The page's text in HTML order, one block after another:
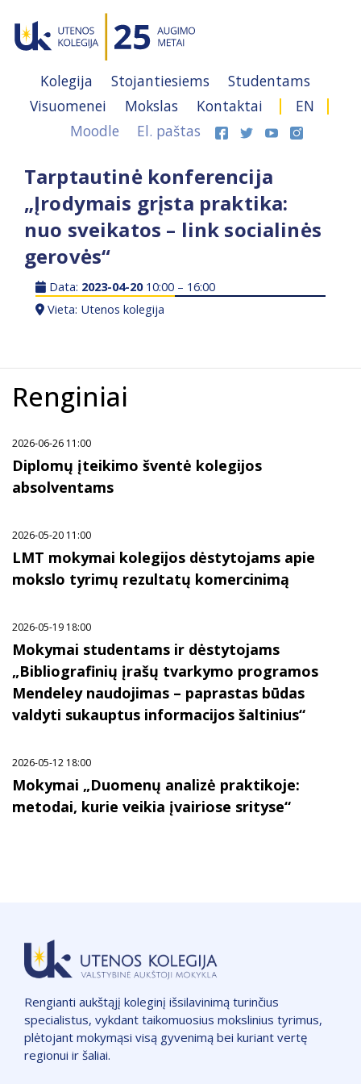
Kolegija Stojantiesiems
Studentams
Visuomenei
Mokslas Kontaktai
EN
Moodle
El. paštas
Tarptautinė konferencija
„Įrodymais grįsta praktika:
nuo sveikatos – link socialinės
gerovės“
Data: 2023-04-2010:00 – 16:00
Vieta: Utenos kolegija
Renginiai
2026-06-26 11:00
Diplomų įteikimo šventė kolegijos
absolventams
2026-05-20 11:00
LMT mokymai kolegijos dėstytojams apie
mokslo tyrimų rezultatų komercinimą
2026-05-19 18:00
Mokymai studentams ir dėstytojams
„Bibliografinių įrašų tvarkymo programos
Mendeley naudojimas – paprastas būdas
valdyti sukauptus informacijos šaltinius“
2026-05-12 18:00
Mokymai „Duomenų analizė praktikoje:
metodai, kurie veikia įvairiose srityse“
Rengianti aukštąjį koleginį išsilavinimą turinčius
specialistus, vykdant taikomuosius mokslinius tyrimus,
plėtojant mokymąsi visą gyvenimą bei kuriant vertę
regionui ir šaliai.